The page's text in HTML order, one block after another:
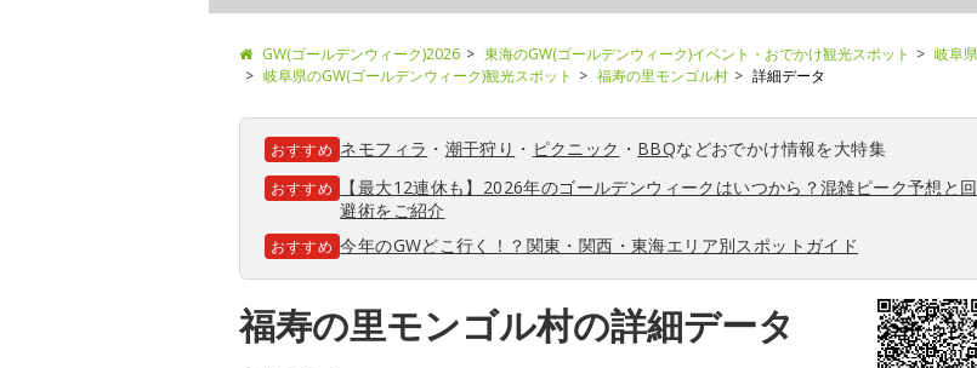
GW(ゴールデンウィーク)2026 東海のGW(ゴールデンウィーク)イベント・おでかけ観光スポット
岐阜
岐阜県のGW(ゴールデンウィーク)観光スポット
福寿の里モンゴル村 詳細データ
おすすめ ネモフィラ ・ 潮干狩り ・ ピクニック ・ BBQなどおでかけ情報を大特集
おすすめ
【最大12連休も】2026年のゴールデンウィークはいつから？混雑ピーク予想と回
避術をご紹介
おすすめ 今年のGWどこ行く！？関東・関西・東海エリア別スポットガイド
福寿の里モンゴル村の詳細データ